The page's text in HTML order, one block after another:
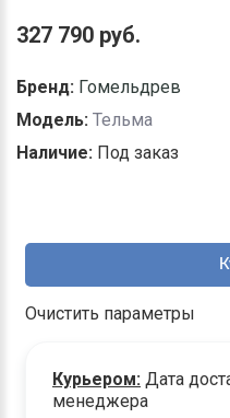
327 790 руб.
Бренд: Гомельдрев
Модель: Тельма
Наличие: Под заказ
Очистить параметры
Курьером: Дата
менеджера